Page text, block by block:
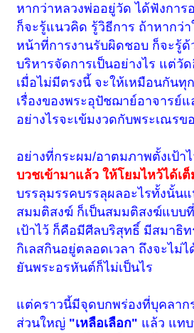
หากว่าหลวงพ่ออยู่วัด ได้ฟังการ
ก็จะรู้แนวคิด รู้วิธีการ ถ้าหากว่
หน้าที่การงานรับผิดชอบ ก็จะรู้ด้
บริหารจัดการเป็นอย่างไร แต่วั
เมื่อไม่มีตรงนี้ จะให้เหมือนกันทุ
เรื่องของพระอุปัชฌาย์อาจารย์แ
อย่างไรจะเข้มงวดกับพระเณรข
อย่างที่กระผม/อาตมภาพตั้งเป้า
บวชเข้ามาแล้ว ให้โยมไหว้ได้เ
บรรลุมรรคบรรลุผลอะไรทั้งนั้น
สมมติสงฆ์ ก็เป็นสมมติสงฆ์แบบ
เป้าไว้ ก็คือมีศีลบริสุทธิ์ มีสมาธิ
กิเลสกินอยู่ตลอดเวลา ถึงจะไม่
ยันพระอรหันต์ก็ไม่เป็นไร
แต่คราวนี้มีจุดบกพร่องที่บุคลาก
ส่วนใหญ่ "เหลือเลือก" แล้ว แท